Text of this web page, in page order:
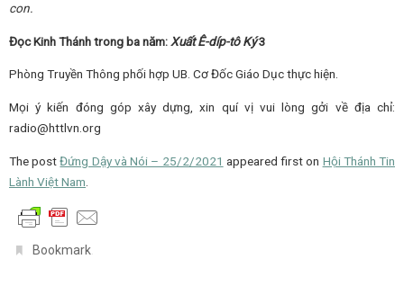
con.
Đọc Kinh Thánh trong ba năm: Xuất Ê-díp-tô Ký3
Phòng Truyền Thông phối hợp UB. Cơ Đốc Giáo Dục thực hiện.
Mọi ý kiến đóng góp xây dựng, xin quí vị vui lòng gởi về địa chỉ:
radio@httlvn.org
The postĐứng Dậy và Nói – 25/2/2021 appeared first on Hội Thánh Tin
Lành Việt Nam
Bookmark.